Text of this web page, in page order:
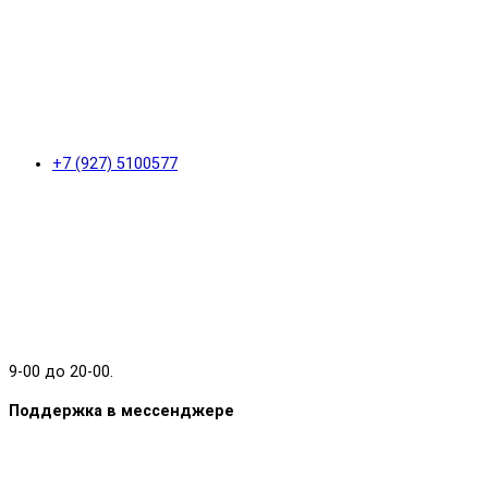
+7 (927) 5100577
9-00 до 20-00.
Поддержка в мессенджере